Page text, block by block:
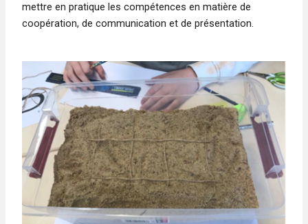
mettre en pratique les compétences en matière de
coopération, de communication et de présentation.